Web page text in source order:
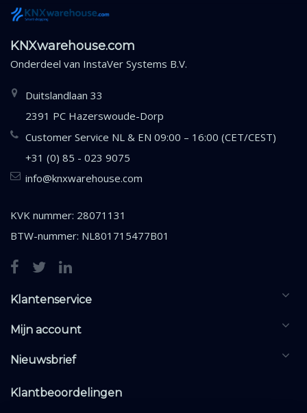
KNXwarehouse.com
Onderdeel van InstaVer Systems B.V.
Duitslandlaan 33
2391 PC Hazerswoude-Dorp
Customer Service NL & EN 09:00 – 16:00 (CET/CEST)
+31 (0) 85 - 023 9075
info@knxwarehouse.com
KVK nummer: 28071131
BTW-nummer: NL801715477B01
Klantenservice
Mijn account
Nieuwsbrief
Klantbeoordelingen